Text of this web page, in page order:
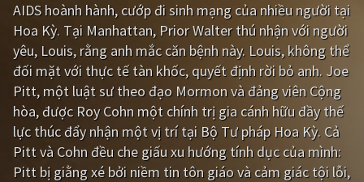
Kinh dị Tội phạm - Hình sự
Phiêu lưu Hài hước
Viễn tưởng Khoa học - Tài liệu
Hoạt hình Thể thao
Tình cảm - Lãng mạn Kỳ ảo
Giật gân Gia đình
AIDS hoành hành, cướp đi sinh mạng của nhiều người tại
Hoa Kỳ. Tại Manhattan, Prior Walter thú nhận với người
yêu, Louis, rằng anh mắc căn bệnh này. Louis, không thể
đối mặt với thực tế tàn khốc, quyết định rời bỏ anh. Joe
Pitt, một luật sư theo đạo Mormon và đảng viên Cộng
hòa, được Roy Cohn một chính trị gia cánh hữu đầy thế
lực thúc đẩy nhận một vị trí tại Bộ Tư pháp Hoa Kỳ. Cả
Pitt và Cohn đều che giấu xu hướng tính dục của mình:
Pitt bị giằng xé bởi niềm tin tôn giáo và cảm giác tội lỗi,